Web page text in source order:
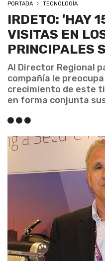
PORTADA TECNOLOGÍA
IRDETO: 'HAY
VISITAS EN
PRINCIPALES
Al Director Regional
compañía le
crecimiento de este
en forma conjunta